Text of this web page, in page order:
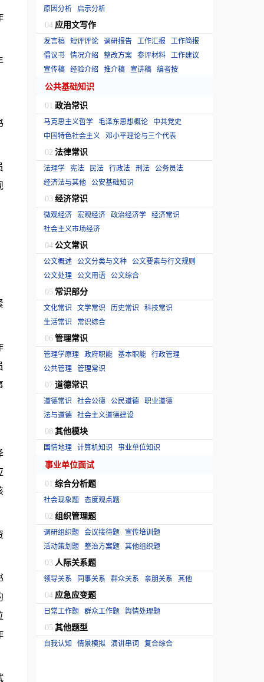
原因分析 启示分析
04 应用文写作
发言稿 短评评论 调研报告 工作汇报
工作简报
倡议书 情况介绍 整改方案 参评材料 工作建议
宣传稿 经验介绍 推介稿 宣讲稿 编者按
公共基础知识
01 政治常识
马克思主义哲学 毛泽东思想概论 中共党史
中国特色社会主义 邓小平理论与三个代表
02 法律常识
法理学 宪法 民法 行政法 刑法 公务员法
经济法与其他 公安基础知识
03 经济常识
微观经济 宏观经济 政治经济学 经济常识
社会主义市场经济
04 公文常识
公文概述 公文分类与文种 公文要素与行文规则
公文处理 公文用语 公文综合
05 常识部分
文化常识 文学常识 历史常识 科技常识
生活常识
常识综合
06 管理常识
管理学原理 政府职能 基本职能 行政管理
公共管理 管理常识
07 道德常识
道德常识 社会公德 公民道德 职业道德
法与道德 社会主义道德建设
08 其他模块
国情地理 计算机知识 事业单位知识
事业单位面试
01 综合分析题
社会现象题 态度观点题
02 组织管理题
调研组织题 会议接待题 宣传培训题
活动策划题 整治方案题 其他组织题
03 人际关系题
领导关系 同事关系 群众关系 亲朋关系 其他
04 应急应变题
日常工作题 群众工作题 舆情处理题
05 其他题型
自我认知 情景模拟 演讲串词 复合综合